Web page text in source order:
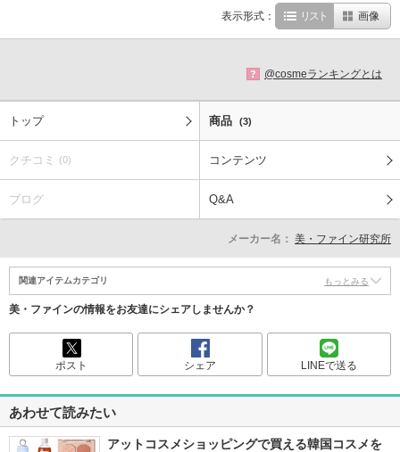
表示形式： リスト 画像
? @cosmeランキングとは
トップ 商品 (3)
クチコミ (0) コンテンツ
ブログ Q&A
メーカー名： 美・ファイン研究所
関連アイテムカテゴリ もっとみる
美・ファインの情報をお友達にシェアしませんか？
ポスト シェア LINEで送る
あわせて読みたい
アットコスメショッピングで買える韓国コスメを